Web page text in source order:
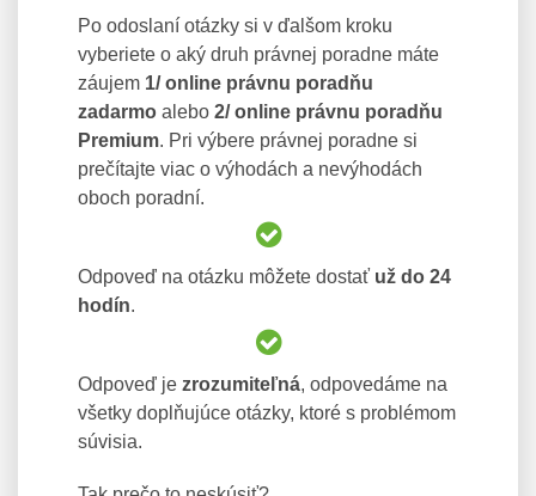
Po odoslaní otázky si v ďalšom kroku
vyberiete o aký druh právnej poradne máte
záujem 1/ online právnu poradňu
zadarmo alebo 2/ online právnu poradňu
Premium. Pri výbere právnej poradne si
prečítajte viac o výhodách a nevýhodách
oboch poradní.
Odpoveď na otázku môžete dostať už do 24
hodín.
Odpoveď je zrozumiteľná, odpovedáme na
všetky doplňujúce otázky, ktoré s problémom
súvisia.